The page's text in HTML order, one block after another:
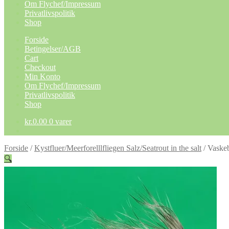
Om Flychef/Impressum
Privatlivspolitik
Shop
Forside
Betingelser/AGB
Cart
Checkout
Min Konto
Om Flychef/Impressum
Privatlivspolitik
Shop
kr.0.00 0 varer
Forside /Kystfluer/Meerforelllfliegen Salz/Seatrout in the salt /
🔍